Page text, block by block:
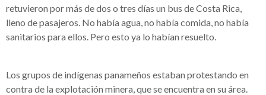
retuvieron por más de dos o tres días un bus de Costa Rica,
lleno de pasajeros. No había agua, no había comida, no había
sanitarios para ellos. Pero esto ya lo habían resuelto.
Los grupos de indígenas panameños estaban protestando en
contra de la explotación minera, que se encuentra en su área.